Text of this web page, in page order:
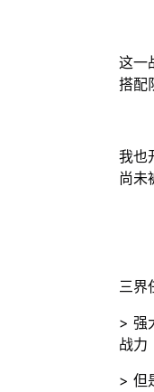
这一
搭配
我也
尚未
三界
> 强
战力
> 但